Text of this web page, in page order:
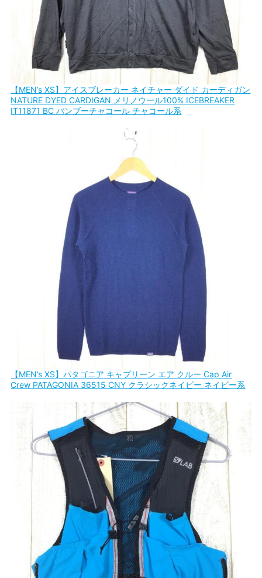
【MEN’s XS】アイスブレーカー ネイチャー ダイド カーディガン
NATURE DYED CARDIGAN メリノウール100% ICEBREAKER
IT11871 BC バンブーチャコール チャコール系
【MEN’s XS】パタゴニア キャプリーン エア クルー Cap Air
Crew PATAGONIA 36515 CNY クラシックネイビー ネイビー系